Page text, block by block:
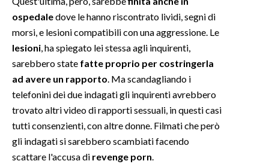
INSULARITÀ
INFO AZIENDE
ABBONATI
NECROLOGI
PUBBLICITÀ
SPIAGGE
STORE
ospedaledove le hanno riscontrato lividi, segni di
morsi, e lesioni compatibili con una aggressione. Le
lesioni , ha spiegato lei stessa agli inquirenti,
sarebbero state fatte proprio per costringerla
ad avere un rapporto . Ma scandagliando i
telefonini dei due indagati gli inquirenti avrebbero
trovato altri video di rapporti sessuali, in questi casi
tutti consenzienti, con altre donne. Filmati che però
gli indagati si sarebbero scambiati facendo
scattare l'accusa di revenge porn